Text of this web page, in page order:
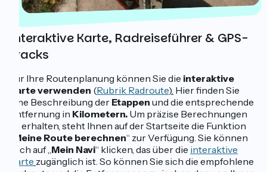
Interaktive Karte, Radreiseführer & GPS-
Tracks
Für Ihre Routenplanung können Sie die interaktive
Karte verwenden (Rubrik Radroute). Hier finden Sie
eine Beschreibung der Etappen und die entsprechende
Entfernung in Kilometern. Um präzise Berechnungen
zu erhalten, steht Ihnen auf der Startseite die Funktion
Meine Route berechnen“ zur Verfügung. Sie können
auch auf „Mein Navi“ klicken, das über die interaktive
Karte zugänglich ist. So können Sie sich die empfohlene